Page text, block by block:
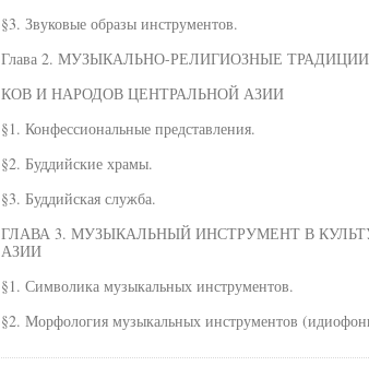
§3. Звуковые образы инструментов.
Глава 2. МУЗЫКАЛЬНО-РЕЛИГИОЗНЫЕ
КОВ И НАРОДОВ ЦЕНТРАЛЬНОЙ АЗИИ
§1. Конфессиональные представления.
§2. Буддийские храмы.
§3. Буддийская служба.
ГЛАВА 3. МУЗЫКАЛЬНЫЙ ИНСТРУМЕНТ В
АЗИИ
§1. Символика музыкальных инструментов.
§2. Морфология музыкальных инструментов